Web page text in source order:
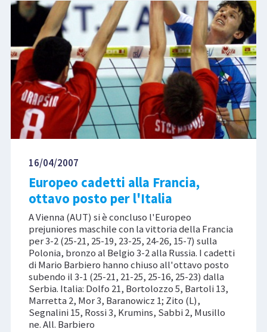
16/04/2007
Europeo cadetti alla Francia,
ottavo posto per l'Italia
A Vienna (AUT) si è concluso l'Europeo
prejuniores maschile con la vittoria della Francia
per 3-2 (25-21, 25-19, 23-25, 24-26, 15-7) sulla
Polonia, bronzo al Belgio 3-2 alla Russia. I cadetti
di Mario Barbiero hanno chiuso all'ottavo posto
subendo il 3-1 (25-21, 21-25, 25-16, 25-23) dalla
Serbia. Italia: Dolfo 21, Bortolozzo 5, Bartoli 13,
Marretta 2, Mor 3, Baranowicz 1; Zito (L),
Segnalini 15, Rossi 3, Krumins, Sabbi 2, Musillo
ne. All. Barbiero